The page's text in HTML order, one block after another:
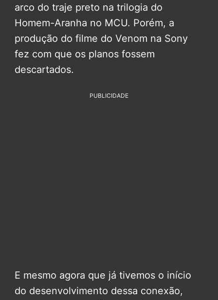
arco do traje preto na trilogia do
Homem-Aranha no MCU. Porém, a
produção do filme do Venom na Sony
fez com que os planos fossem
descartados.
PUBLICIDADE
E mesmo agora que já tivemos o início
do desenvolvimento dessa conexão,